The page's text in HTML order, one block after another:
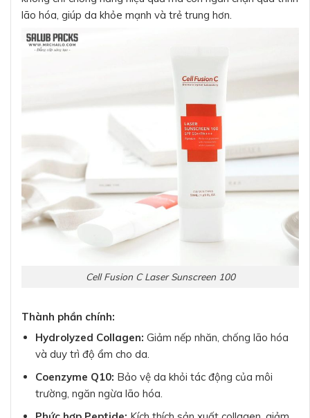
lão hóa, giúp da khỏe mạnh và trẻ trung hơn.
Cell Fusion C Laser Sunscreen 100
Thành phần chính:
Hydrolyzed Collagen: Giảm nếp nhăn, chống lão hóa
và duy trì độ ẩm cho da.
Coenzyme Q10: Bảo vệ da khỏi tác động của môi
trường, ngăn ngừa lão hóa.